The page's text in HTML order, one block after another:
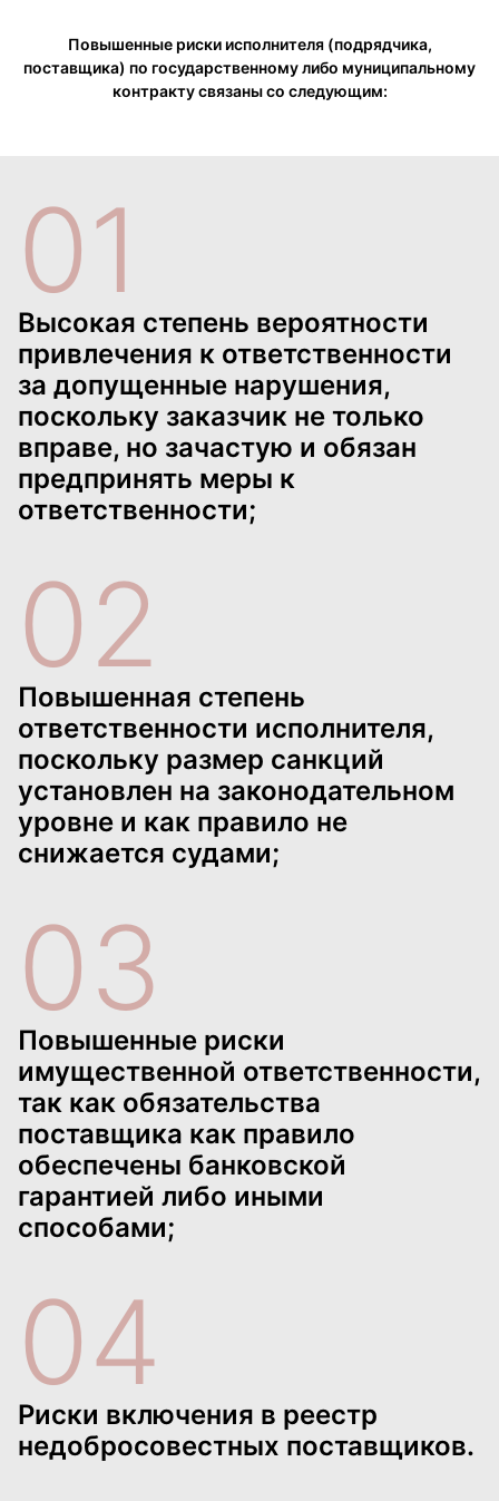
Повышенные риски исполнителя (подрядчика,
поставщика) по государственному либо муниципальному
контракту связаны со следующим:
01
Высокая степень вероятности
привлечения к ответственности
за допущенные нарушения,
поскольку заказчик не только
вправе, но зачастую и обязан
предпринять меры к
ответственности;
02
Повышенная степень
ответственности исполнителя,
поскольку размер санкций
установлен на законодательном
уровне и как правило не
снижается судами;
03
Повышенные риски
имущественной ответственности,
так как обязательства
поставщика как правило
обеспечены банковской
гарантией либо иными
способами;
04
Риски включения в реестр
недобросовестных поставщиков.